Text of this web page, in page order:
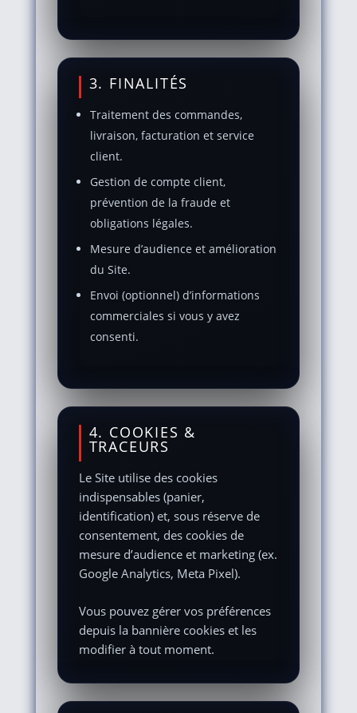
3. FINALITÉS
Traitement des commandes,
livraison, facturation et service
client.
Gestion de compte client,
prévention de la fraude et
obligations légales.
Mesure d’audience et amélioration
du Site.
Envoi (optionnel) d’informations
commerciales si vous y avez
consenti.
4. COOKIES &
TRACEURS
Le Site utilise des cookies
indispensables (panier,
identification) et, sous réserve de
consentement, des cookies de
mesure d’audience et marketing (ex.
Google Analytics, Meta Pixel).
Vous pouvez gérer vos préférences
depuis la bannière cookies et les
modifier à tout moment.